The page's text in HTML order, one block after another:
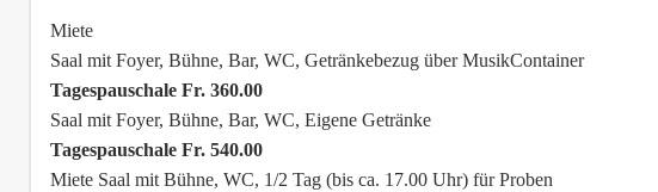
Miete
Saal mit Foyer, Bühne, Bar, WC, Getränkebezug über MusikContainer
Tagespauschale Fr. 360.00
Saal mit Foyer, Bühne, Bar, WC, Eigene Getränke
Tagespauschale Fr. 540.00
Miete Saal mit Bühne, WC, 1/2 Tag (bis ca. 17.00 Uhr) für Proben